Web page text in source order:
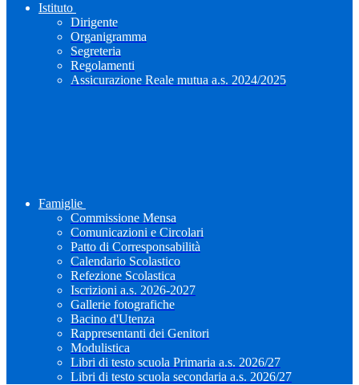
Istituto
Dirigente
Organigramma
Segreteria
Regolamenti
Assicurazione Reale mutua a.s. 2024/2025
Famiglie
Commissione Mensa
Comunicazioni e Circolari
Patto di Corresponsabilità
Calendario Scolastico
Refezione Scolastica
Iscrizioni a.s. 2026-2027
Gallerie fotografiche
Bacino d'Utenza
Rappresentanti dei Genitori
Modulistica
Libri di testo scuola Primaria a.s. 2026/27
Libri di testo scuola secondaria a.s. 2026/27